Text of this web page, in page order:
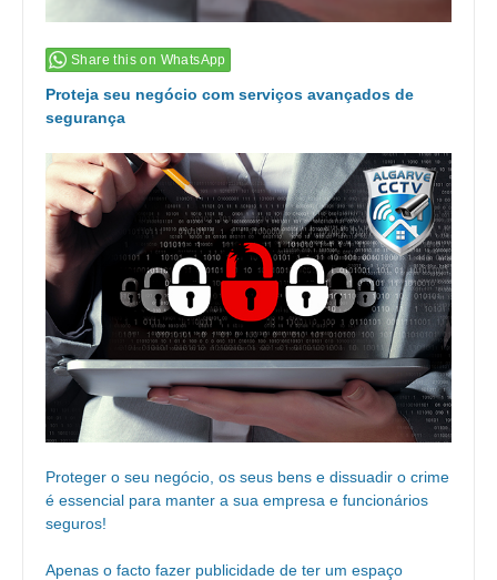
Share this on WhatsApp
Proteja seu negócio com serviços avançados de
segurança
Proteger o seu negócio, os seus bens e dissuadir o crime
é essencial para manter a sua empresa e funcionários
seguros!
Apenas o facto fazer publicidade de ter um espaço